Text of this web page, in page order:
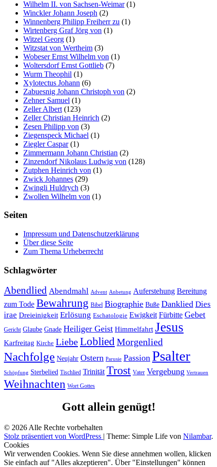
Wilhelm II. von Sachsen-Weimar(1)
Winckler Johann Joseph (2)
Winnenberg Philipp Freiherr zu (1)
Wirtenberg Graf Jörg von (1)
Witzel Georg (1)
Witzstat von Wertheim (3)
Wobeser Ernst Wilhelm von (1)
Woltersdorf Ernst Gottlieb (7)
Wurm Theophil (1)
Xylotectus Johann (6)
Zabuesnig Johann Christoph von (2)
Zehner Samuel (1)
Zeller Albert (123)
Zeller Christian Heinrich (2)
Zesen Philipp von (3)
Ziegenspeck Michael (1)
Ziegler Caspar(1)
Zimmermann Johann Christian (2)
Zinzendorf Nikolaus Ludwig von (128)
Zutphen Heinrich von (1)
Zwick Johannes (29)
Zwingli Huldrych (3)
Zwollen Wilhelm von (1)
Seiten
Impressum und Datenschutzerklärung
Über diese Seite
Zum Thema Urheberrecht
Schlagwörter
Abendlied Abendmahl Advent Anbetung Auferstehung Bereitung
zum Tode Bewahrung Bibel Biographie Buße Danklied Dies
irae Dreieinigkeit Erlösung Eschatologie Ewigkeit Fürbitte Gebet
Gericht Glaube Gnade Heiliger Geist Himmelfahrt Jesus
Karfreitag Kirche LiebeLobliedMorgenlied
Nachfolge Neujahr Ostern Parusie Passion Psalter
Schöpfung Sterbelied Tischlied Trinität Trost Vater Vergebung Vertrauen
Weihnachten Wort Gottes
Gott allein genügt!
© 2026 Alle Rechte vorbehalten
Stolz präsentiert von WordPress | Theme: Simple Life von Nilambar.
Cookies
Wir verwenden Cookies. Wenn Sie diese annehmen wollen, klicken
Sie einfach auf "Alles akzeptieren". Über "Einstellungen" können